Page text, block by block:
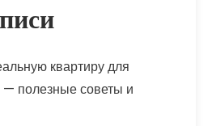
квартиру для
полезные советы и